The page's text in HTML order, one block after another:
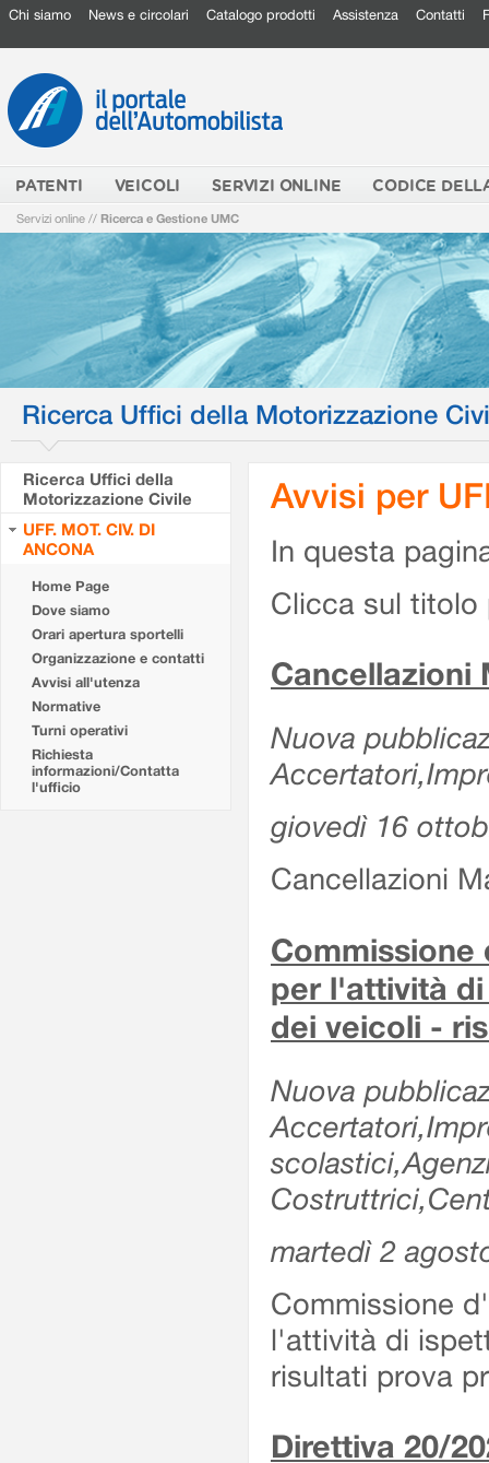
Chi siamo News e circolari Catalogo prodotti Assistenza Contatti
PATENTI VEICOLI SERVIZI ONLINE CODICE
Servizi online // Ricerca e Gestione UMC
Ricerca Uffici della Motorizzazione
Ricerca Uffici della
Motorizzazione Civile
UFF. MOT. CIV. DI
ANCONA
Home Page
Dove siamo
Orari apertura sportelli
Organizzazione e contatti
Avvisi all'utenza
Normative
Turni operativi
Richiesta
informazioni/Contatta
l'ufficio
Avvisi per
In questa
Clicca sul titolo
Cancellazioni
Nuova
giovedì 16
Cancellazioni
per l'attività
dei veicoli -
Nuova
martedì 2
Commissione
l'attività di
risultati prova
Direttiva 20/